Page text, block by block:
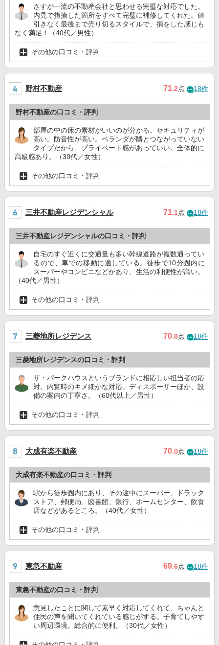
さすが一流の不動産会社と思わせる完璧な対応でした。
内見で指摘した箇所をすべて完璧に補修してくれた。値
引きなく最後まで売り切るスタイルで、損をした感じも
なく満足！（40代／男性）
その他の口コミ・評判
野村不動産 71.2点 18件
野村不動産の口コミ・評判
部屋の中の床の素材がいいのが分かる。セキュリティが
高い。防音性が高い。ベランダが隣とつながっていない
タイプだから、プライベート感があっていい。全体的に
高級感あり。（30代／女性）
その他の口コミ・評判
三井不動産レジデンシャル 71.1点 18件
三井不動産レジデンシャルの口コミ・評判
自宅のすぐ近くに交通量も多い幹線道路が複数通ってい
るので、車での移動に適している。徒歩で10分圏内に
スーパーやコンビニなどがあり、生活の利便性が高い。
（40代／男性）
その他の口コミ・評判
三菱地所レジデンス 70.8点 18件
三菱地所レジデンスの口コミ・評判
ザ・パークハウスというブランドに相応しい担当者の応
対。内覧時のキメ細かな対応。ディスポーザーほか、設
備の案内の丁寧さ。（60代以上／男性）
その他の口コミ・評判
大成有楽不動産 70.0点 18件
大成有楽不動産の口コミ・評判
駅から徒歩圏内にあり、その途中にスーパー、ドラック
ストア、郵便局、図書館、銀行、ホームセンター、飲食
店などがあるところ。（40代／女性）
その他の口コミ・評判
東急不動産 69.6点 18件
東急不動産の口コミ・評判
意見したことに関して素早く対応してくれて、ちゃんと
住民の声を聞いてくれている感じがする。子育てしやす
い周辺環境。総合的に便利。（30代／女性）